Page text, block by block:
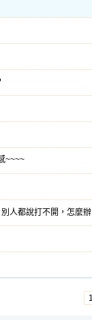
~~~~
人都說打不開，怎麼